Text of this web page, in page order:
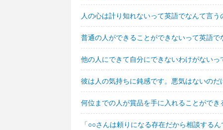
人の心は計り知れないって英語でなんて言う
普通の人ができることができないって英語で
他の人にできて自分にできないわけがないっ
彼は人の気持ちに鈍感です。悪気はないの
何位までの人が賞品を手に入れることがで
「○○さんは頼りになる存在だから相談する